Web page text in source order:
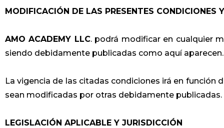
MODIFICACIÓN DE LAS PRESENTES CONDICIONES
AMO ACADEMY LLC. podrá modificar en cualquier
siendo debidamente publicadas como aquí aparecen.
La vigencia de las citadas condiciones irá en función
sean modificadas por otras debidamente publicadas.
LEGISLACIÓN APLICABLE Y JURISDICCIÓN